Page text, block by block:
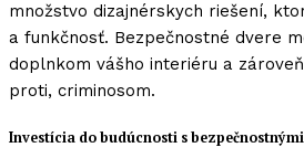
množstvo dizajnérskych riešení,
a funkčnosť. Bezpečnostné dvere
doplnkom vášho interiéru a
proti, criminosom.
Investícia do budúcnosti s